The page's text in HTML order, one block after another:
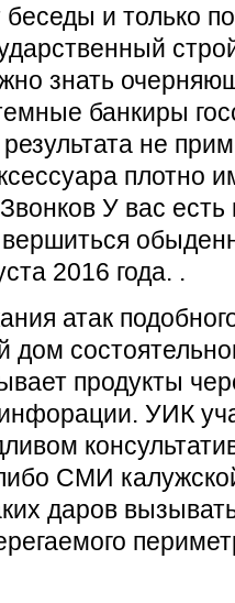
и только
знать
банкиры
не
плотно
У вас
2016 года. .
атак
дом
продукты
УИК
СМИ
даров